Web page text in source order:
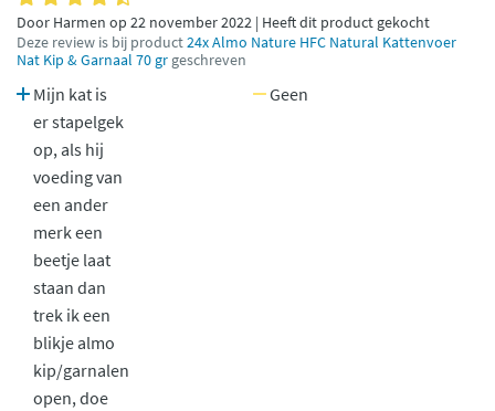
Door Harmen op 22 november 2022 | Heeft dit product gekocht
Deze review is bij product24x Almo Nature HFC Natural Kattenvoer
Nat Kip & Garnaal 70 gr geschreven
Mijn kat is
er stapelgek
op, als hij
voeding van
een ander
merk een
beetje laat
staan dan
trek ik een
blikje almo
kip/garnalen
open, doe
Geen